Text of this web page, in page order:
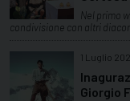
Nel primo
condivisione con altri
1 Luglio
Giorgio